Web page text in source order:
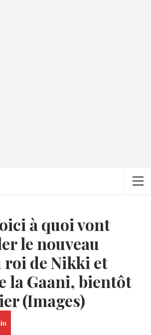
à quoi vont
le nouveau
roi de Nikki et
la Gaani, bientôt
(Images)